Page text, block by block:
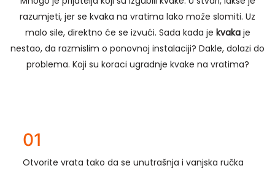
razumjeti, jer se kvaka na vratima lako može slomiti. Uz
malo sile, direktno će se izvući. Sada kada je kvaka je
nestao, da razmislim o ponovnoj instalaciji? Dakle, dolazi do
problema. Koji su koraci ugradnje kvake na vratima?
01
Otvorite vrata tako da se unutrašnja i vanjska ručka